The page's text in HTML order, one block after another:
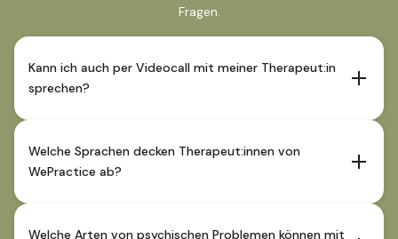
Fragen.
Kann ich auch per Videocall mit meiner Therapeut:in
sprechen?
über Videocall möglich. Diese Angabe ist im
Therapeutenprofil ersichtlich.
Welche Sprachen decken Therapeut:innen von
WePractice ab?
auch Englisch und weitere Fremdsprachen ab. Nähere
Welche Arten von psychischen Problemen können mit